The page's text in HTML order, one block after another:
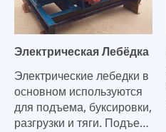
Электрическая Лебёдка
Электрические лебедки в
основном используются
для подъема, буксировки,
разгрузки и тяги. Подъем